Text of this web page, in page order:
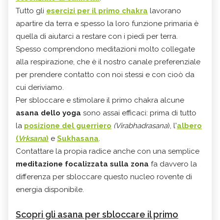
Tutto gli esercizi per il primo chakra lavorano
apartire da terra e spesso la loro funzione primaria è
quella di aiutarci a restare con i piedi per terra.
Spesso comprendono meditazioni molto collegate
alla respirazione, che è il nostro canale preferenziale
per prendere contatto con noi stessi e con cioò da
cui deriviamo.
Per sbloccare e stimolare il primo chakra alcune
asana dello yoga sono assai efficaci: prima di tutto
la posizione del guerriero (Virabhadrasana), l'albero
(Vrksana) e Sukhasana.
Contattare la propia radice anche con una semplice
meditazione focalizzata sulla zona fa davvero la
differenza per sbloccare questo nucleo rovente di
energia disponibile.
Scopri gli asana per sbloccare il primo